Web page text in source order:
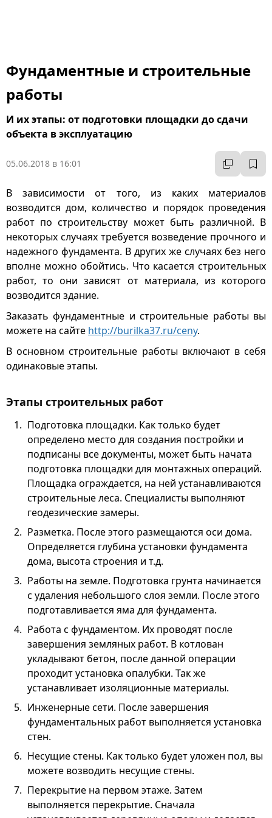
Фундаментные и строительные
работы
И их этапы: от подготовки площадки до сдачи
объекта в эксплуатацию
05.06.2018 в 16:01
В зависимости от того, из каких материалов
возводится дом, количество и порядок проведения
работ по строительству может быть различной. В
некоторых случаях требуется возведение прочного и
надежного фундамента. В других же случаях без него
вполне можно обойтись. Что касается строительных
работ, то они зависят от материала, из которого
возводится здание.
Заказать фундаментные и строительные работы вы
можете на сайте http://burilka37.ru/ceny.
В основном строительные работы включают в себя
одинаковые этапы.
Этапы строительных работ
Подготовка площадки. Как только будет
определено место для создания постройки и
подписаны все документы, может быть начата
подготовка площадки для монтажных операций.
Площадка ограждается, на ней устанавливаются
строительные леса. Специалисты выполняют
геодезические замеры.
Разметка. После этого размещаются оси дома.
Определяется глубина установки фундамента
дома, высота строения и т.д.
Работы на земле. Подготовка грунта начинается
с удаления небольшого слоя земли. После этого
подготавливается яма для фундамента.
Работа с фундаментом. Их проводят после
завершения земляных работ. В котлован
укладывают бетон, после данной операции
проходит установка опалубки. Так же
устанавливает изоляционные материалы.
Инженерные сети. После завершения
фундаментальных работ выполняется установка
стен.
Несущие стены. Как только будет уложен пол, вы
можете возводить несущие стены.
Перекрытие на первом этаже. Затем
выполняется перекрытие. Сначала